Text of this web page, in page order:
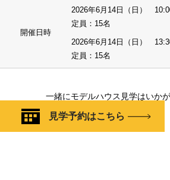
開催日時
2026年6月14日（日）
定員：15名
2026年6月14日（日）
定員：15名
一緒にモデルハウス見学はいか
見学予約はこちら